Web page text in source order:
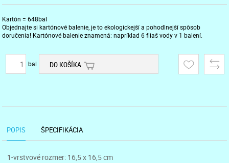
Kartón = 648bal
Objednajte si kartónové balenie, je to ekologickejší a pohodlnejší spôsob
doručenia! Kartónové balenie znamená: napríklad 6 fliaš vody v 1 balení.
bal DO KOŠÍKA
POPIS ŠPECIFIKÁCIA
1-vrstvové rozmer: 16,5 x 16,5 cm